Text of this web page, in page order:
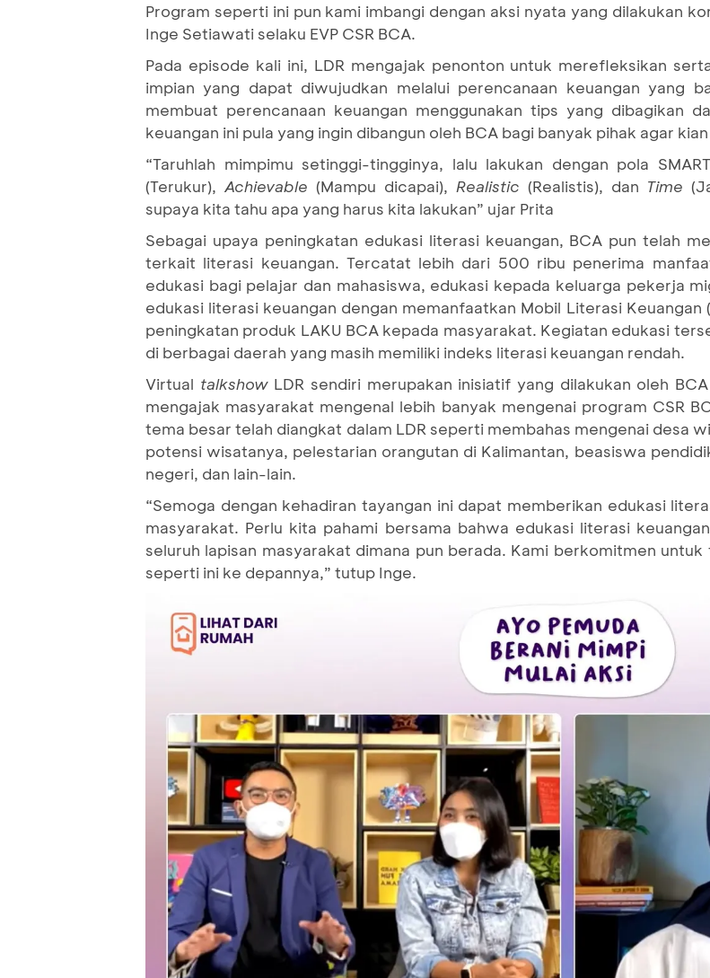
Program seperti ini pun kami imbangi dengan aksi nyata yang dilakukan
Inge Setiawati selaku EVP CSR BCA.
Pada episode kali ini, LDR mengajak penonton untuk merefleksikan
impian yang dapat diwujudkan melalui perencanaan keuangan yang
membuat perencanaan keuangan menggunakan tips yang dibagikan
keuangan ini pula yang ingin dibangun oleh BCA bagi banyak pihak agar
“Taruhlah mimpimu setinggi-tingginya, lalu lakukan dengan pola
(Terukur), Achievable (Mampu dicapai), Realistic (Realistis), dan Time
supaya kita tahu apa yang harus kita lakukan” ujar Prita
Sebagai upaya peningkatan edukasi literasi keuangan, BCA pun telah
terkait literasi keuangan. Tercatat lebih dari 500 ribu penerima
edukasi bagi pelajar dan mahasiswa, edukasi kepada keluarga pekerja
edukasi literasi keuangan dengan memanfaatkan Mobil Literasi Keuangan
peningkatan produk LAKU BCA kepada masyarakat. Kegiatan edukasi
di berbagai daerah yang masih memiliki indeks literasi keuangan rendah.
Virtual talkshowLDR sendiri merupakan inisiatif yang dilakukan oleh
mengajak masyarakat mengenal lebih banyak mengenai program CSR
tema besar telah diangkat dalam LDR seperti membahas mengenai desa
potensi wisatanya, pelestarian orangutan di Kalimantan, beasiswa
negeri, dan lain-lain.
“Semoga dengan kehadiran tayangan ini dapat memberikan edukasi
masyarakat. Perlu kita pahami bersama bahwa edukasi literasi
seluruh lapisan masyarakat dimana pun berada. Kami berkomitmen
seperti ini ke depannya,” tutup Inge.